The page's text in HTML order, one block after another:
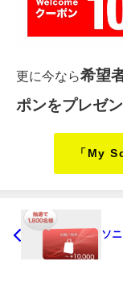
更に今なら希望
ポンをプレゼ
「My
ソ